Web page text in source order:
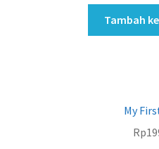
Tambah
My
Rp